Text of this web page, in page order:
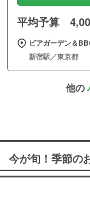
平均予算
ビアガーデン＆
新宿駅／東京都
他の
今が旬！季節の